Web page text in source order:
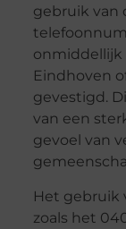
gebruik van
onmiddellijk
Eindhoven
gevestigd.
van een
gevoel van
Het gebruik
zoals het